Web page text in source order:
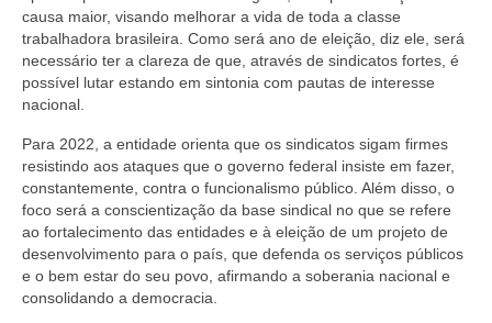
causa maior, visando melhorar a vida de toda a classe
trabalhadora brasileira. Como será ano de eleição, diz ele, será
necessário ter a clareza de que, através de sindicatos fortes, é
possível lutar estando em sintonia com pautas de interesse
nacional.
Para 2022, a entidade orienta que os sindicatos sigam firmes
resistindo aos ataques que o governo federal insiste em fazer,
constantemente, contra o funcionalismo público. Além disso, o
foco será a conscientização da base sindical no que se refere
ao fortalecimento das entidades e à eleição de um projeto de
desenvolvimento para o país, que defenda os serviços públicos
e o bem estar do seu povo, afirmando a soberania nacional e
consolidando a democracia